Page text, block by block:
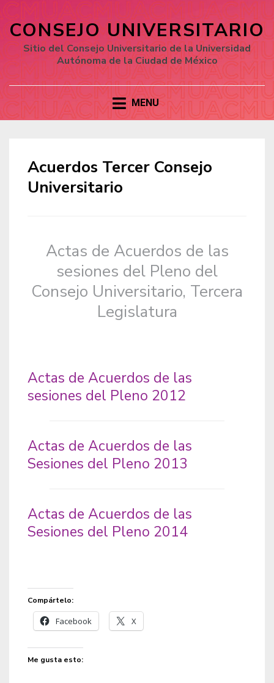
CONSEJO UNIVERSITARIO
Sitio del Consejo Universitario de la Universidad
Autónoma de la Ciudad de México
MENU
Acuerdos Tercer Consejo
Universitario
Actas de Acuerdos de las
sesiones del Pleno del
Consejo Universitario, Tercera
Legislatura
Actas de Acuerdos de las
sesiones del Pleno 2012
Actas de Acuerdos de las
Sesiones del Pleno 2013
Actas de Acuerdos de las
Sesiones del Pleno 2014
Compártelo:
Facebook X
Me gusta esto: